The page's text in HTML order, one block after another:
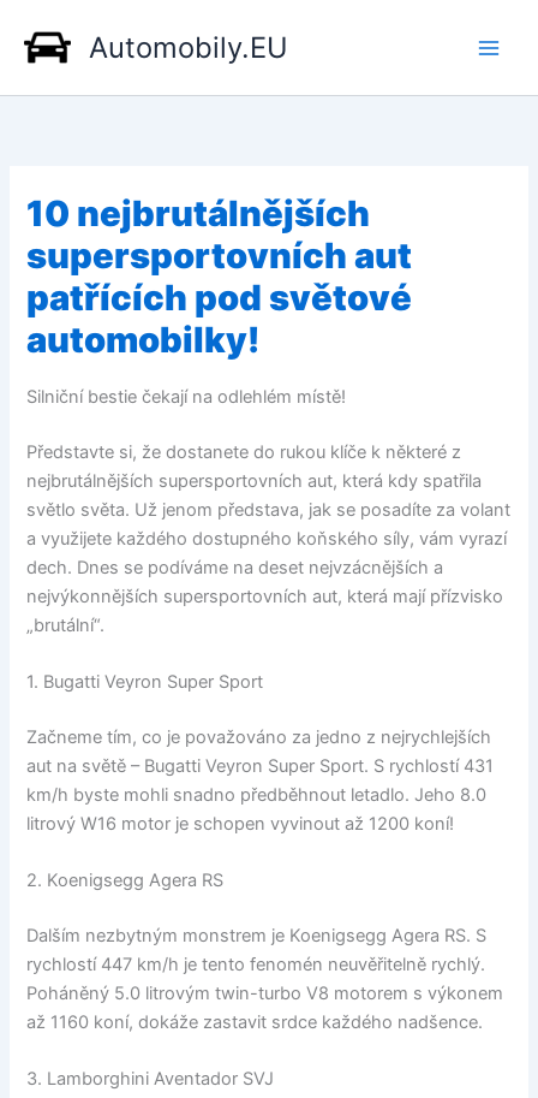
obsah
Automobily.EU
10 nejbrutálnějších
supersportovních aut
patřících pod světové
automobilky!
Silniční bestie čekají na odlehlém místě!
Představte si, že dostanete do rukou klíče k některé z
nejbrutálnějších supersportovních aut, která kdy spatřila
světlo světa. Už jenom představa, jak se posadíte za volant
a využijete každého dostupného koňského síly, vám vyrazí
dech. Dnes se podíváme na deset nejvzácnějších a
nejvýkonnějších supersportovních aut, která mají přízvisko
„brutální“.
1. Bugatti Veyron Super Sport
Začneme tím, co je považováno za jedno z nejrychlejších
aut na světě – Bugatti Veyron Super Sport. S rychlostí 431
km/h byste mohli snadno předběhnout letadlo. Jeho 8.0
litrový W16 motor je schopen vyvinout až 1200 koní!
2. Koenigsegg Agera RS
Dalším nezbytným monstrem je Koenigsegg Agera RS. S
rychlostí 447 km/h je tento fenomén neuvěřitelně rychlý.
Poháněný 5.0 litrovým twin-turbo V8 motorem s výkonem
až 1160 koní, dokáže zastavit srdce každého nadšence.
3. Lamborghini Aventador SVJ